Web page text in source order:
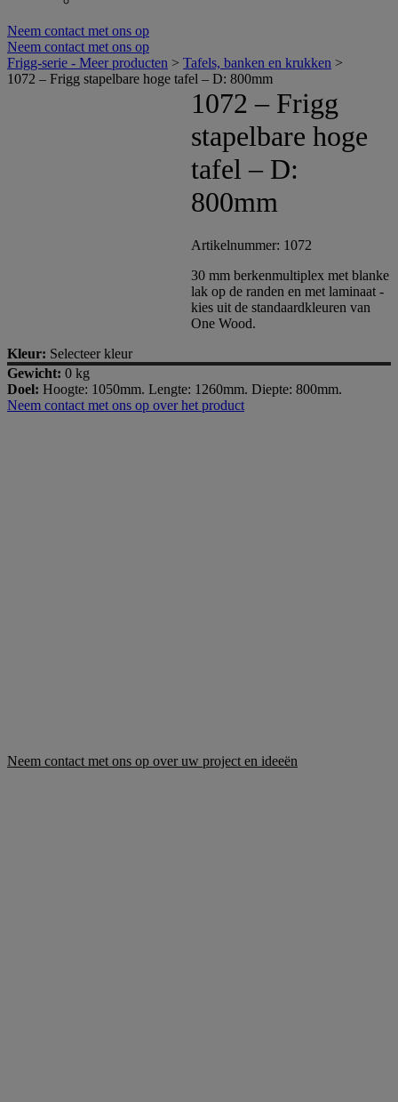
Neem contact met ons op
Neem contact met ons op
Frigg-serie - Meer producten > Tafels, banken en krukken >
1072 – Frigg stapelbare hoge tafel – D: 800mm
1072 – Frigg
stapelbare hoge
tafel – D:
800mm
Artikelnummer: 1072
30 mm berkenmultiplex met blanke
lak op de randen en met laminaat -
kies uit de standaardkleuren van
One Wood.
Kleur: Selecteer kleur
Gewicht: 0 kg
Doel: Hoogte: 1050mm. Lengte: 1260mm. Diepte: 800mm.
Neem contact met ons op over het product
Neem contact met ons op over uw project en ideeën